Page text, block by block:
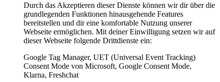
Durch das Akzeptieren dieser Dienste können wir dir über die
grundlegenden Funktionen hinausgehende Features
bereitstellen und dir eine komfortable Nutzung unserer
Webseite ermöglichen. Mit deiner Einwilligung setzen wir auf
dieser Webseite folgende Drittdienste ein:
Google Tag Manager, UET (Universal Event Tracking)
Consent Mode von Microsoft, Google Consent Mode,
Klarna, Freshchat